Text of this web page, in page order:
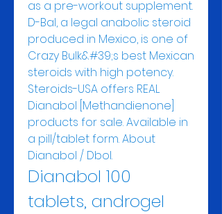
as a pre-workout supplement.
D-Bal, a legal anabolic steroid
produced in Mexico, is one of
Crazy Bulk&#39;s best Mexican
steroids with high potency.
Steroids-USA offers REAL
Dianabol [Methandienone]
products for sale. Available in
a pill/tablet form. About
Dianabol / Dbol.
Dianabol 100
tablets, androgel